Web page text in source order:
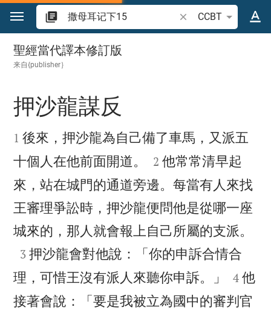
跳转到内容
搜索圣经经文或单词
CCBT
撒母耳记下 15
聖經當代譯本修訂版
来自{publisher｝

押沙龍謀反

1 後來，押沙龍為自己備了車馬，又派五
十個人在他前面開道。


2 他常常清早起
來，站在城門的通道旁邊。每當有人來找
王審理爭訟時，押沙龍便問他是從哪一座
城來的，那人就會報上自己所屬的支派。

3 押沙龍會對他說：「你的申訴合情合
理，可惜王沒有派人來聽你申訴。」


4 他
接著會說：「要是我被立為國中的審判官